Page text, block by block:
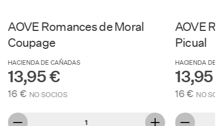
AOVE Romances de Moral
Coupage
HACIENDA DE CAÑADAS
13,95 €
16 € NO SOCIOS
AOVE
Picual
HACIENDA DE
13,95
16 € NO